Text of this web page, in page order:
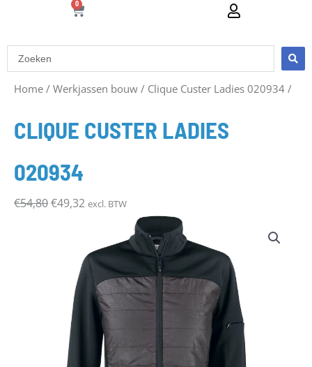
0
WINKELWAGEN
Search
...
Home / Werkjassen bouw / Clique Custer Ladies 020934 /
CLIQUE CUSTER LADIES
020934
€54,80
Oorspronkelijke
was:
€49,32
Huidige
is:
excl. BTW